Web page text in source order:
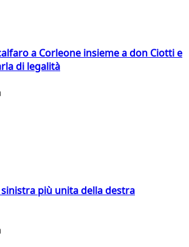
a Corleone insieme a don Ciotti e
di legalità
sinistra più unita della destra